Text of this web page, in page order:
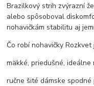
Brazilkový strih zvýrazní
alebo spôsoboval
nohavičkám stabilitu aj
Čo robí nohavičky
mäkké, priedušné,
ručne šité dámske